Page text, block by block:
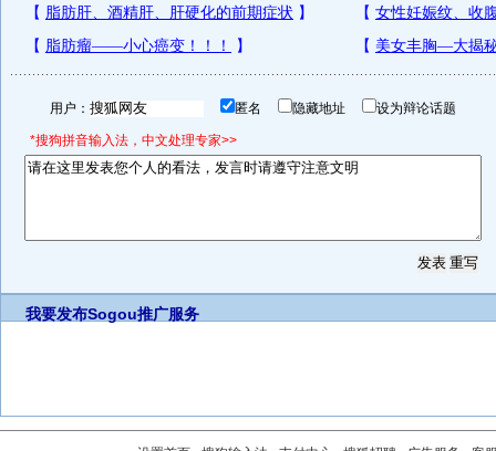
用户： 匿名 隐藏地址 设为辩论话题
*搜狗拼音输入法，中文处理专家>>
我要发布Sogou推广服务